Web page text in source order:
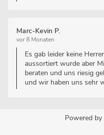
Marc-Kevin P.
vor 8 Monaten
Es gab leider keine
aussortiert wurde aber
beraten und uns riesig
und wir haben uns sehr
Powered by